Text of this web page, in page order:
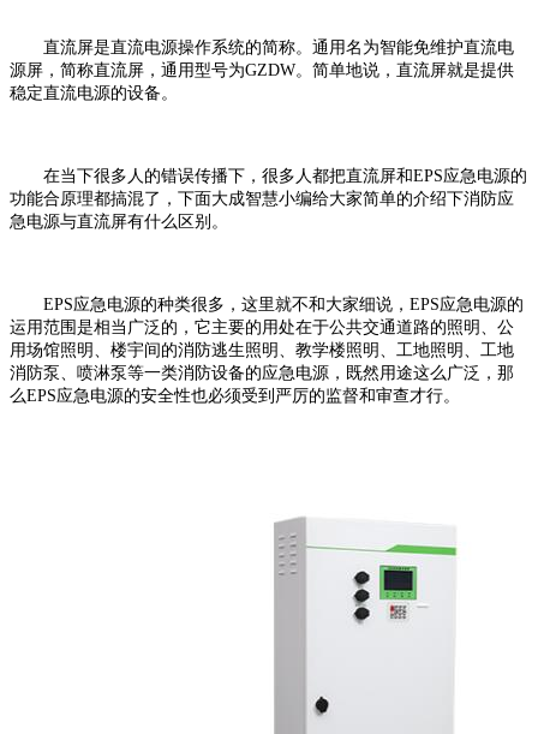
直流屏是直流电源操作系统的简称。通用名为智能免维护直流电
源屏，简称直流屏，通用型号为GZDW。简单地说，直流屏就是提供
稳定直流电源的设备。
在当下很多人的错误传播下，很多人都把直流屏和EPS应急电源的
功能合原理都搞混了，下面大成智慧小编给大家简单的介绍下消防应
急电源与直流屏有什么区别。
EPS应急电源的种类很多，这里就不和大家细说，EPS应急电源的
运用范围是相当广泛的，它主要的用处在于公共交通道路的照明、公
用场馆照明、楼宇间的消防逃生照明、教学楼照明、工地照明、工地
消防泵、喷淋泵等一类消防设备的应急电源，既然用途这么广泛，那
么EPS应急电源的安全性也必须受到严厉的监督和审查才行。